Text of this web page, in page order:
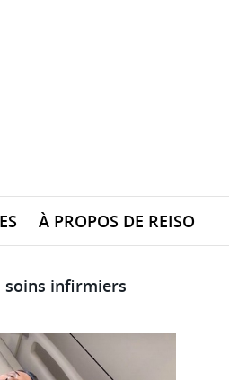
À PROPOS DE REISO
soins infirmiers